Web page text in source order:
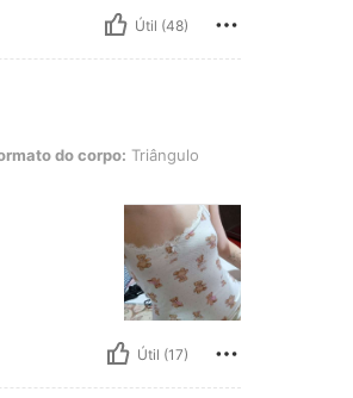
Útil (48)
Cor: Branco, Tamanho: S
do corpo: Triângulo
Útil (17)